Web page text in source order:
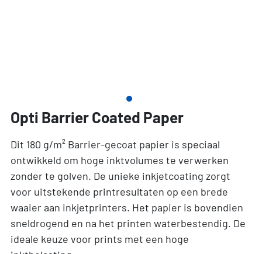
Opti Barrier Coated Paper
Dit 180 g/m² Barrier-gecoat papier is speciaal
ontwikkeld om hoge inktvolumes te verwerken
zonder te golven. De unieke inkjetcoating zorgt
voor uitstekende printresultaten op een brede
waaier aan inkjetprinters. Het papier is bovendien
sneldrogend en na het printen waterbestendig. De
ideale keuze voor prints met een hoge